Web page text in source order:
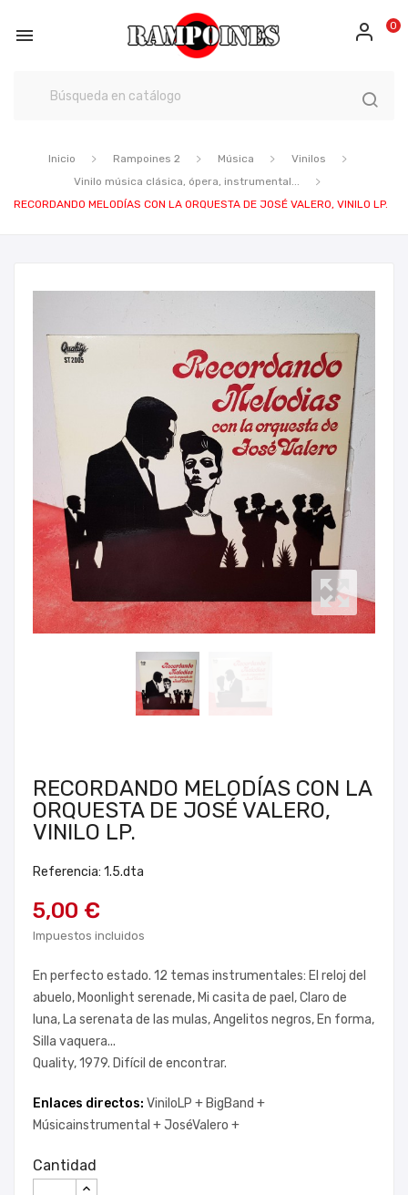
 0
Inicio Rampoines 2 Música
Vinilos
Vinilo música clásica, ópera, instrumental...
RECORDANDO MELODÍAS CON LA ORQUESTA DE JOSÉ VALERO, VINILO LP.
RECORDANDO MELODÍAS CON LA
ORQUESTA DE JOSÉ VALERO,
VINILO LP.
Referencia: 1.5.dta
5,00 €
Impuestos incluidos
En perfecto estado. 12 temas instrumentales: El reloj del
abuelo, Moonlight serenade, Mi casita de pael, Claro de
luna, La serenata de las mulas, Angelitos negros, En forma,
Silla vaquera...
Quality, 1979. Difícil de encontrar.
Enlaces directos: ViniloLP + BigBand +
Músicainstrumental +JoséValero +
Cantidad